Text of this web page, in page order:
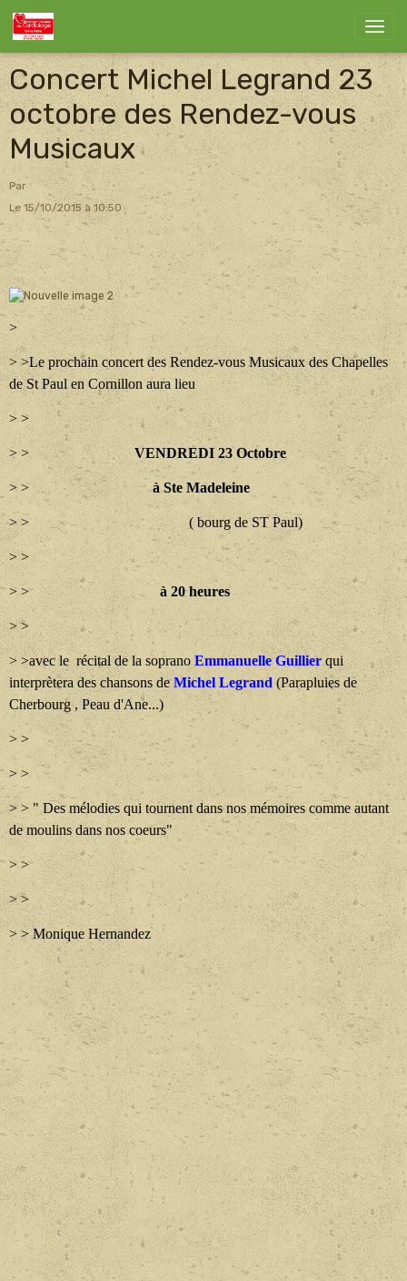
Concert Michel Legrand 23
octobre des Rendez-vous
Musicaux
Par
Le 15/10/2015à 10:50
>
> >Le prochain concert des Rendez-vous Musicaux des Chapelles
de St Paul en Cornillon aura lieu
> >
> > VENDREDI 23 Octobre
> >à Ste Madeleine
> > ( bourg de ST Paul)
> >
> > à 20 heures
> >
> >avec le récital de la sopranoEmmanuelle Guillierqui
interprètera des chansons deMichel Legrand (Parapluies de
Cherbourg , Peau d'Ane...)
> >
> >
> > " Des mélodies qui tournent dans nos mémoires comme autant
de moulins dans nos coeurs"
> >
> >
> > Monique Hernandez